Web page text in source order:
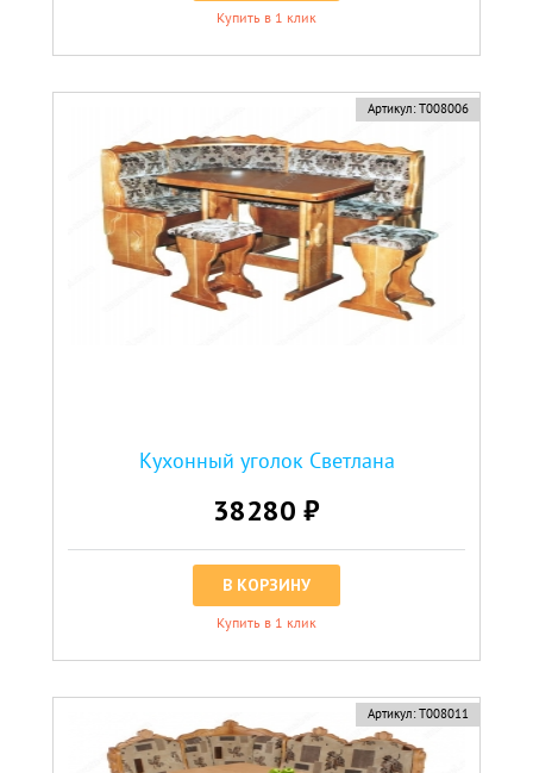
Купить в 1 клик
Артикул: Т008006
Кухонный уголок Светлана
38280 ₽
В КОРЗИНУ
Купить в 1 клик
Артикул: Т008011